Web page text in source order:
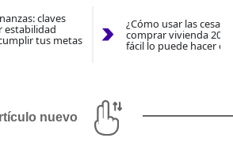
claves
estabilidad
tus metas
¿Cómo usar las
comprar vivienda
fácil lo puede hacer
nuevo